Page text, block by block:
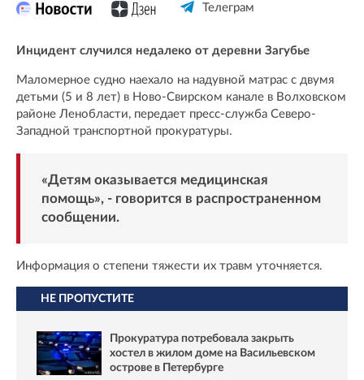
Телеграм
Инцидент случился недалеко от деревни Загубье
Маломерное судно наехало на надувной матрас с двумя
детьми (5 и 8 лет) в Ново-Свирском канале в Волховском
районе Ленобласти, передает пресс-служба Северо-
Западной транспортной прокуратуры.
«Детям оказывается медицинская
помощь», - говорится в распространенном
сообщении.
Информация о степени тяжести их травм уточняется.
НЕ ПРОПУСТИТЕ
Прокуратура потребовала закрыть
хостел в жилом доме на Васильевском
острове в Петербурге